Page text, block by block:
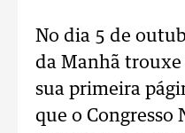
No dia 5 de
da Manhã
sua primeira
que o Congresso